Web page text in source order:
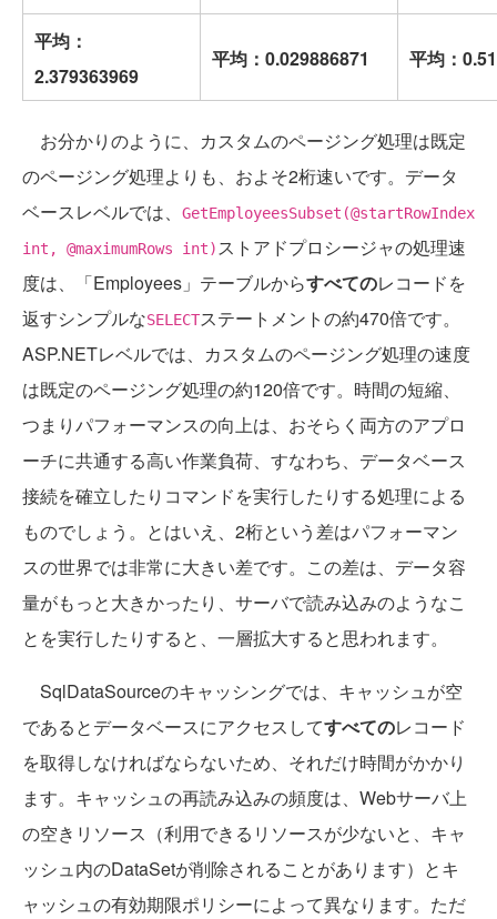
平均：
2.379363969
平均：0.029886871 平均：
お分かりのように、カスタムのページング処理は既定
のページング処理よりも、およそ2桁速いです。データ
ベースレベルでは、
GetEmployeesSubset(@startRowIndex
int, @maximumRows int)ストアドプロシージャの処理速
度は、「Employees」テーブルからすべてのレコードを
返すシンプルなSELECTステートメントの約470倍です。
ASP.NETレベルでは、カスタムのページング処理の速度
は既定のページング処理の約120倍です。時間の短縮、
つまりパフォーマンスの向上は、おそらく両方のアプロ
ーチに共通する高い作業負荷、すなわち、データベース
接続を確立したりコマンドを実行したりする処理による
ものでしょう。とはいえ、2桁という差はパフォーマン
スの世界では非常に大きい差です。この差は、データ容
量がもっと大きかったり、サーバで読み込みのようなこ
とを実行したりすると、一層拡大すると思われます。
SqlDataSourceのキャッシングでは、キャッシュが空
であるとデータベースにアクセスしてすべてのレコード
を取得しなければならないため、それだけ時間がかかり
ます。キャッシュの再読み込みの頻度は、Webサーバ上
の空きリソース（利用できるリソースが少ないと、キャ
ッシュ内のDataSetが削除されることがあります）とキ
ャッシュの有効期限ポリシーによって異なります。ただ